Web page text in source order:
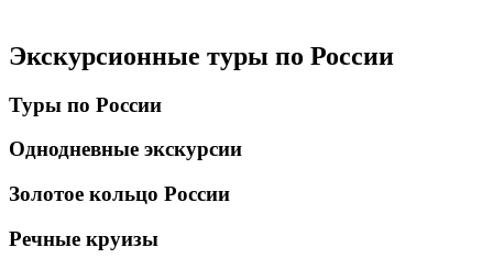
Экскурсионные туры по России
Туры по России
Однодневные экскурсии
Золотое кольцо России
Речные круизы